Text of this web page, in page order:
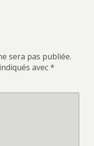
sera pas publiée.
avec*